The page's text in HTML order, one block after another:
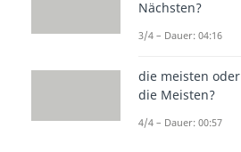
Nächsten?
3/4 – Dauer: 04:16
die meisten oder
die Meisten?
4/4 – Dauer: 00:57